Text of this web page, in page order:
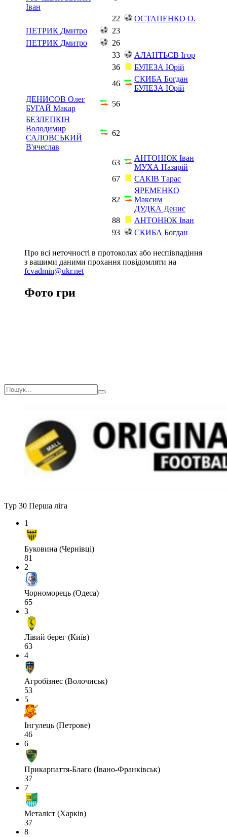
Іван
22
ОСТАПЕНКО О.
ПЕТРИК Дмитро
23
ПЕТРИК Дмитро
26
33
АЛАНТЬЄВ Ігор
36
БУЛЕЗА Юрій
46
СКИБА Богдан
БУЛЕЗА Юрій
ДЕНИСОВ Олег
БУГАЙ Макар
56
БЕЗЛЕПКІН
Володимир
САЛОВСЬКИЙ
В'ячеслав
62
63
АНТОНЮК Іван
МУХА Назарій
67
САКІВ Тарас
82
ЯРЕМЕНКО
Максим
ДУДКА Денис
88
АНТОНЮК Іван
93
СКИБА Богдан
Про всі неточності в протоколах або неспівпадіння
з вашими даними прохання повідомляти на
fcvadmin@ukr.net
Фото гри
Тур 30 Перша ліга
1
Буковина (Чернівці)
81
2
Чорноморець (Одеса)
65
3
Лівий берег (Київ)
63
4
Агробізнес (Волочиськ)
53
5
Інгулець (Петрове)
46
6
Прикарпаття-Благо (Івано-Франківськ)
37
7
Металіст (Харків)
37
8